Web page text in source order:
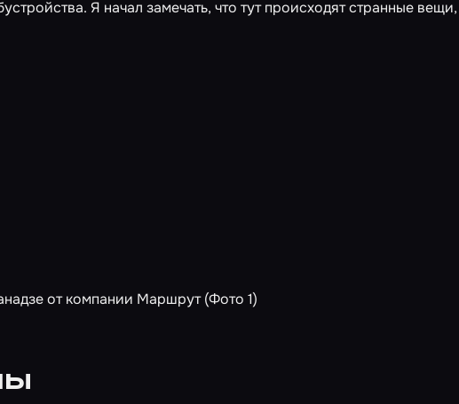
Я начал замечать, что тут происходят странные